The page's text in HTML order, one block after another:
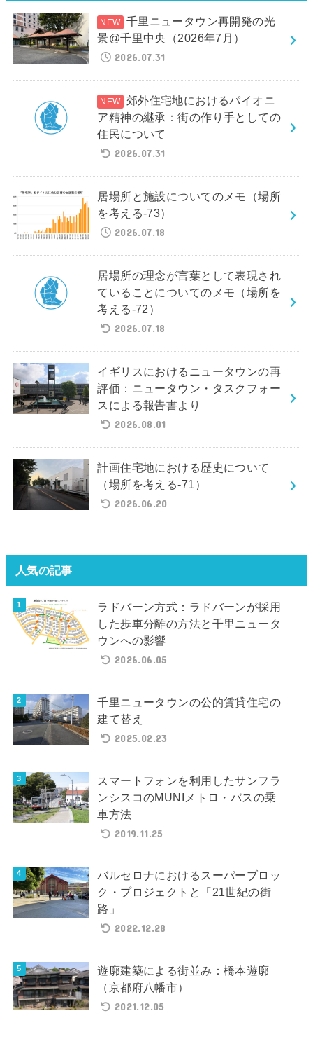
千里ニュータウン再開発の光
景@千里中央（2026年7月）
2026.07.31
郊外住宅地におけるパイオニ
ア精神の継承：街の作り手としての
住民について
2026.07.31
居場所と施設についてのメモ（場所
を考える-73）
2026.07.18
居場所の理念が言葉として表現され
ていることについてのメモ（場所を
考える-72）
2026.07.18
イギリスにおけるニュータウンの再
評価：ニュータウン・タスクフォー
スによる報告書より
2026.08.01
計画住宅地における歴史について
（場所を考える-71）
2026.06.20
人気の記事
ラドバーン方式：ラドバーンが採用
した歩車分離の方法と千里ニュータ
ウンへの影響
2026.06.05
千里ニュータウンの公的賃貸住宅の
建て替え
2025.02.23
スマートフォンを利用したサンフラ
ンシスコのMUNIメトロ・バスの乗
車方法
2019.11.25
バルセロナにおけるスーパーブロッ
ク・プロジェクトと「21世紀の街
路」
2022.12.28
遊廓建築による街並み：橋本遊廓
（京都府八幡市）
2021.12.05